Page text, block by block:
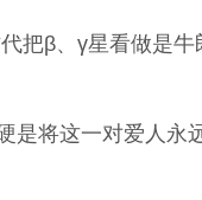
把β、γ星看做是
是将这一对爱人永